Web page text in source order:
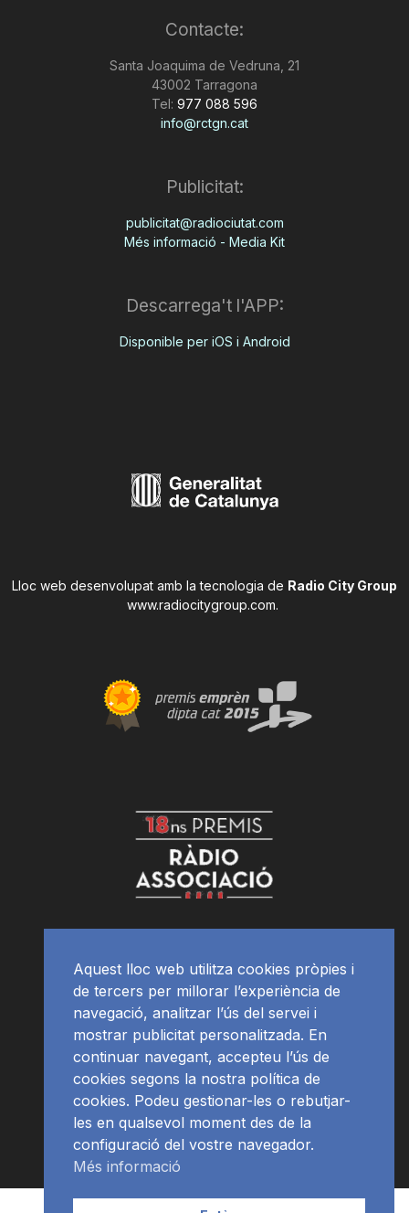
Contacte:
Santa Joaquima de Vedruna, 21
43002 Tarragona
Tel: 977 088 596
info@rctgn.cat
Publicitat:
publicitat@radiociutat.com
Més informació - Media Kit
Descarrega't l'APP:
Disponible per iOS i Android
Lloc web desenvolupat amb la tecnologia de Radio City Group
www.radiocitygroup.com.
APP Programació
Aquest lloc web utilitza cookies pròpies i
de tercers per millorar l’experiència de
navegació, analitzar l’ús del servei i
mostrar publicitat personalitzada. En
continuar navegant, accepteu l’ús de
cookies segons la nostra política de
cookies. Podeu gestionar-les o rebutjar-
les en qualsevol moment des de la
configuració del vostre navegador.
Més informació